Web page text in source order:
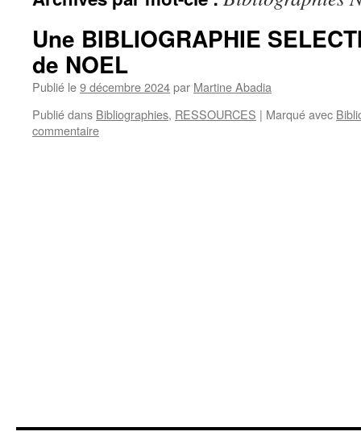
Une BIBLIOGRAPHIE
de NOEL
Publié le9 décembre 2024par Martine Abadia
Publié dans Bibliographies, RESSOURCES | Marqué avec
commentaire